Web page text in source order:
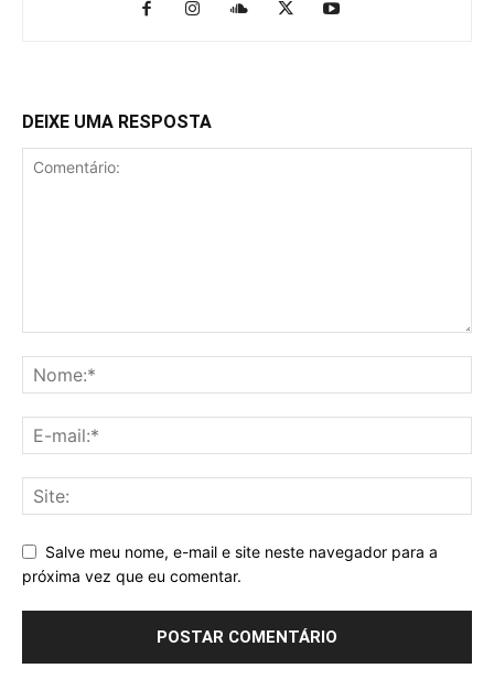
DEIXE UMA RESPOSTA
Salve meu nome, e-mail e site neste navegador para a
próxima vez que eu comentar.